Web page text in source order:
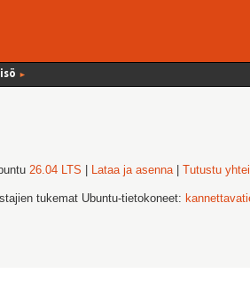
►
26.04 LTS Lataa ja asenna|Tutustu
tukemat Ubuntu-tietokoneet: